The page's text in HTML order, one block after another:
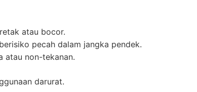
atau bocor.
pecah dalam jangka pendek.
atau non-tekanan.
darurat.